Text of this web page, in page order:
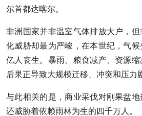
尔首都达喀尔。
非洲国家并非温室气体排放大户，
化威胁却最为严峻，在本世纪，气
亿人丧生。暴雨、粮食减产、资源
后果正导致大规模迁移、冲突和压力
与此相关的是，商业采伐对刚果盆地
还威胁着依赖雨林为生的四千万人。